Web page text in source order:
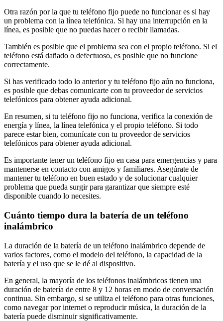
Otra razón por la que tu teléfono fijo puede no funcionar es si hay
un problema con la línea telefónica. Si hay una interrupción en la
línea, es posible que no puedas hacer o recibir llamadas.
También es posible que el problema sea con el propio teléfono. Si el
teléfono está dañado o defectuoso, es posible que no funcione
correctamente.
Si has verificado todo lo anterior y tu teléfono fijo aún no funciona,
es posible que debas comunicarte con tu proveedor de servicios
telefónicos para obtener ayuda adicional.
En resumen, si tu teléfono fijo no funciona, verifica la conexión de
energía y línea, la línea telefónica y el propio teléfono. Si todo
parece estar bien, comunícate con tu proveedor de servicios
telefónicos para obtener ayuda adicional.
Es importante tener un teléfono fijo en casa para emergencias y para
mantenerse en contacto con amigos y familiares. Asegúrate de
mantener tu teléfono en buen estado y de solucionar cualquier
problema que pueda surgir para garantizar que siempre esté
disponible cuando lo necesites.
Cuánto tiempo dura la batería de un teléfono
inalámbrico
La duración de la batería de un teléfono inalámbrico depende de
varios factores, como el modelo del teléfono, la capacidad de la
batería y el uso que se le dé al dispositivo.
En general, la mayoría de los teléfonos inalámbricos tienen una
duración de batería de entre 8 y 12 horas en modo de conversación
continua. Sin embargo, si se utiliza el teléfono para otras funciones,
como navegar por internet o reproducir música, la duración de la
batería puede disminuir significativamente.